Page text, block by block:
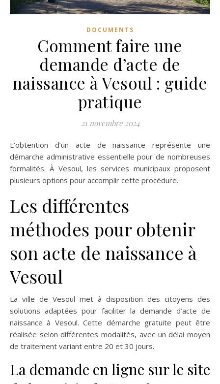
DOCUMENTS
Comment faire une
demande d’acte de
naissance à Vesoul : guide
pratique
21 novembre 2024
L’obtention d’un acte de naissance représente une
démarche administrative essentielle pour de nombreuses
formalités. À Vesoul, les services municipaux proposent
plusieurs options pour accomplir cette procédure.
Les différentes
méthodes pour obtenir
son acte de naissance à
Vesoul
La ville de Vesoul met à disposition des citoyens des
solutions adaptées pour faciliter la demande d’acte de
naissance à Vesoul. Cette démarche gratuite peut être
réalisée selon différentes modalités, avec un délai moyen
de traitement variant entre 20 et 30 jours.
La demande en ligne sur le site